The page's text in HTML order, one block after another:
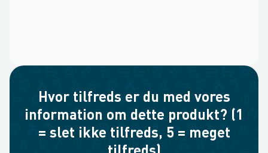
Hvor tilfreds er du med vores
information om dette produkt? (1
= slet ikke tilfreds, 5 = meget